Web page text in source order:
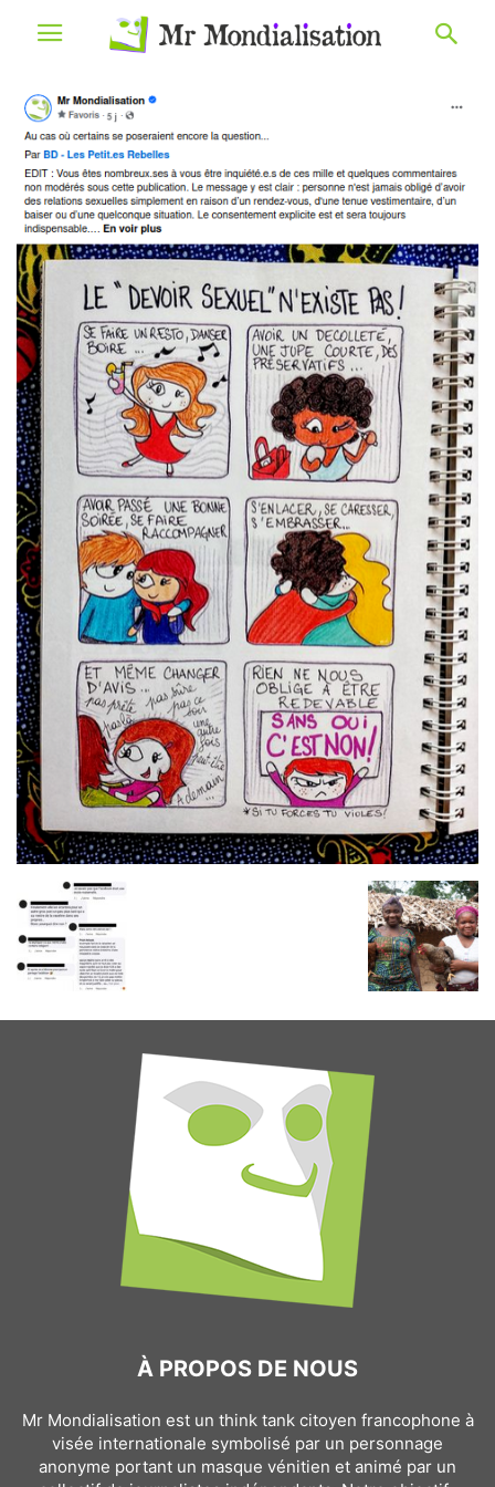
À PROPOS DE NOUS
Mr Mondialisation est un think tank citoyen francophone à
visée internationale symbolisé par un personnage
anonyme portant un masque vénitien et animé par un